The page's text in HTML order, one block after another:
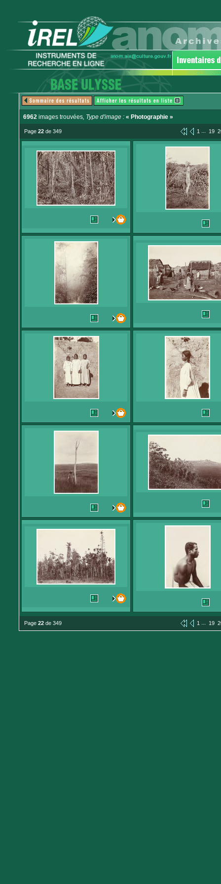
6962 images trouvées, Type d'image : « Photographie »
Page 22 de 349 1 ... 19
Page 22 de 349 1 ... 19